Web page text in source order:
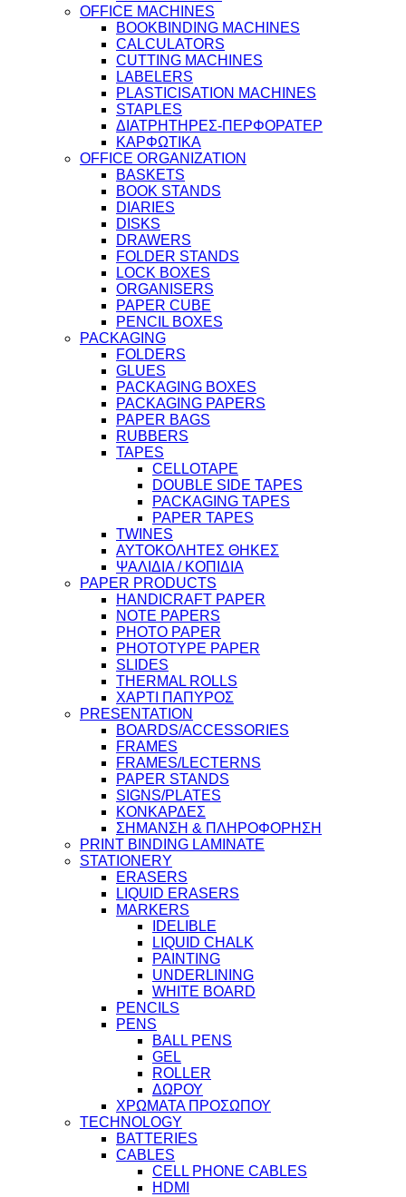
OFFICE MACHINES
BOOKBINDING MACHINES
CALCULATORS
CUTTING MACHINES
LABELERS
PLASTICISATION MACHINES
STAPLES
ΔΙΑΤΡΗΤΗΡΕΣ-ΠΕΡΦΟΡΑΤΕΡ
ΚΑΡΦΩΤΙΚΑ
OFFICE ORGANIZATION
BASKETS
BOOK STANDS
DIARIES
DISKS
DRAWERS
FOLDER STANDS
LOCK BOXES
ORGANISERS
PAPER CUBE
PENCIL BOXES
PACKAGING
FOLDERS
GLUES
PACKAGING BOXES
PACKAGING PAPERS
PAPER BAGS
RUBBERS
TAPES
CELLOTAPE
DOUBLE SIDE TAPES
PACKAGING TAPES
PAPER TAPES
TWINES
ΑΥΤΟΚΟΛΗΤΕΣ ΘΗΚΕΣ
ΨΑΛΙΔΙΑ / ΚΟΠΙΔΙΑ
PAPER PRODUCTS
HANDICRAFT PAPER
NOTE PAPERS
PHOTO PAPER
PHOTOTYPE PAPER
SLIDES
THERMAL ROLLS
ΧΑΡΤΙ ΠΑΠΥΡΟΣ
PRESENTATION
BOARDS/ACCESSORIES
FRAMES
FRAMES/LECTERNS
PAPER STANDS
SIGNS/PLATES
ΚΟΝΚΑΡΔΕΣ
ΣΗΜΑΝΣΗ & ΠΛΗΡΟΦΟΡΗΣΗ
PRINT BINDING LAMINATE
STATIONERY
ERASERS
LIQUID ERASERS
MARKERS
IDELIBLE
LIQUID CHALK
PAINTING
UNDERLINING
WHITE BOARD
PENCILS
PENS
BALL PENS
GEL
ROLLER
ΔΩΡΟΥ
ΧΡΩΜΑΤΑ ΠΡΟΣΩΠΟΥ
TECHNOLOGY
BATTERIES
CABLES
CELL PHONE CABLES
HDMI